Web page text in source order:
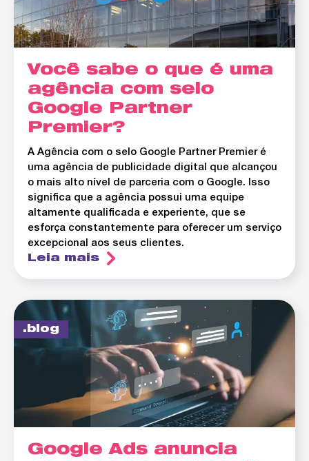
Você sabe o que é uma
agência com selo
Google Partner
Premier?
A Agência com o selo Google Partner Premier é
uma agência de publicidade digital que alcançou
o mais alto nível de parceria com o Google. Isso
significa que a agência possui uma equipe
altamente qualificada e experiente, que se
esforça constantemente para oferecer um serviço
excepcional aos seus clientes.
Leia mais
blog
Google Ads anuncia